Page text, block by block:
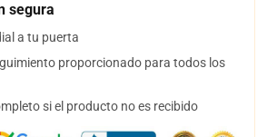
segura
a tu puerta
proporcionado para todos los
si el producto no es recibido